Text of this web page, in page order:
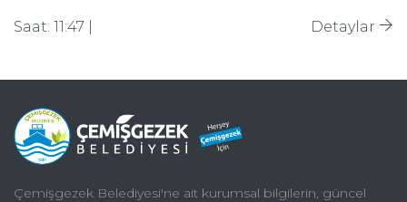
Saat: 11:47 | Detaylar
Çemişgezek Belediyesi'ne ait kurumsal bilgilerin, güncel